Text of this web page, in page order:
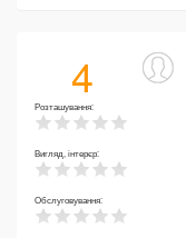
4
Розташування:
Вигляд, інтерєр:
Обслуговування: